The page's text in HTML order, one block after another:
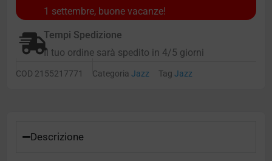
1 settembre, buone vacanze!
Tempi Spedizione
Il tuo ordine sarà spedito in 4/5 giorni
COD 2155217771 Categoria Jazz Tag Jazz
Descrizione